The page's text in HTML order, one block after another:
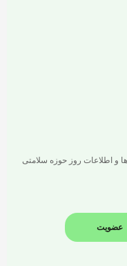
ها و اطلاعات روز حوزه سلامتی
عضویت